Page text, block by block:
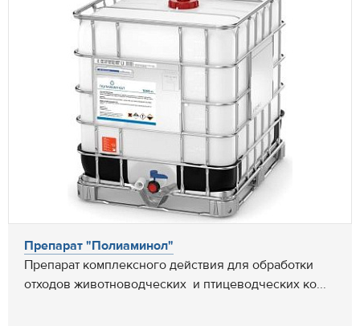
Препарат "Полиаминол"
Препарат комплексного действия для обработки
отходов животноводческих и птицеводческих ко...